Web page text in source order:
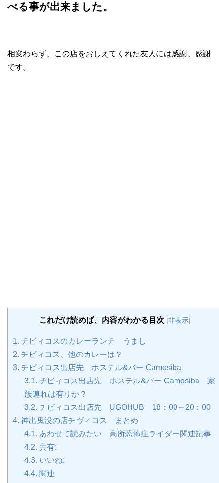
べる事が出来ました。
相変わらず、この店をおしえてくれた友人には感謝、感謝
です。
これだけ読めば、内容がわかる目次 [非表示]
1. チビィコスのカレーランチ うまし
2. チビィコス、他のカレーは？
3. チビィコス出店先 ホステル&バー Camosiba
3.1. チビィコス出店先 ホステル&バー Camosiba 家
族連れは有りか？
3.2. チビィコス出店先 UGOHUB 18：00～20：00
4. 神出鬼没の店チヴィコス まとめ
4.1. あわせて読みたい 高所恐怖症ライダー関連記事
4.2. 共有:
4.3. いいね:
4.4. 関連